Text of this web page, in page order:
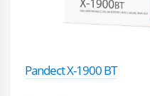
Pandect X-1900 BT